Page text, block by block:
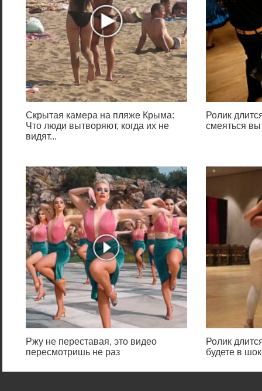
Скрытая камера на пляже Крыма:
Что люди вытворяют, когда их не
видят...
Ролик
смеяться вы
Ржу не переставая, это видео
пересмотришь не раз
Ролик
будете в